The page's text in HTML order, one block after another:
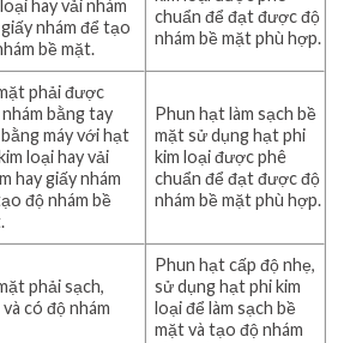
hay vải nhám
nhám để tạo
bề mặt.
chuẩn để đạt được độ
nhám bề mặt phù hợp.
phải được
bằng tay
máy với hạt
loại hay vải
hay giấy nhám
độ nhám bề
Phun hạt làm sạch bề
mặt sử dụng hạt phi
kim loại được phê
chuẩn để đạt được độ
nhám bề mặt phù hợp.
phải sạch,
có độ nhám
Phun hạt cấp độ nhẹ,
sử dụng hạt phi kim
loại để làm sạch bề
mặt và tạo độ nhám